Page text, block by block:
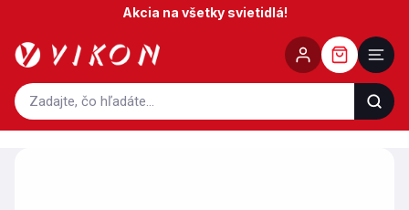
obsah
Akcia na všetky svietidlá!